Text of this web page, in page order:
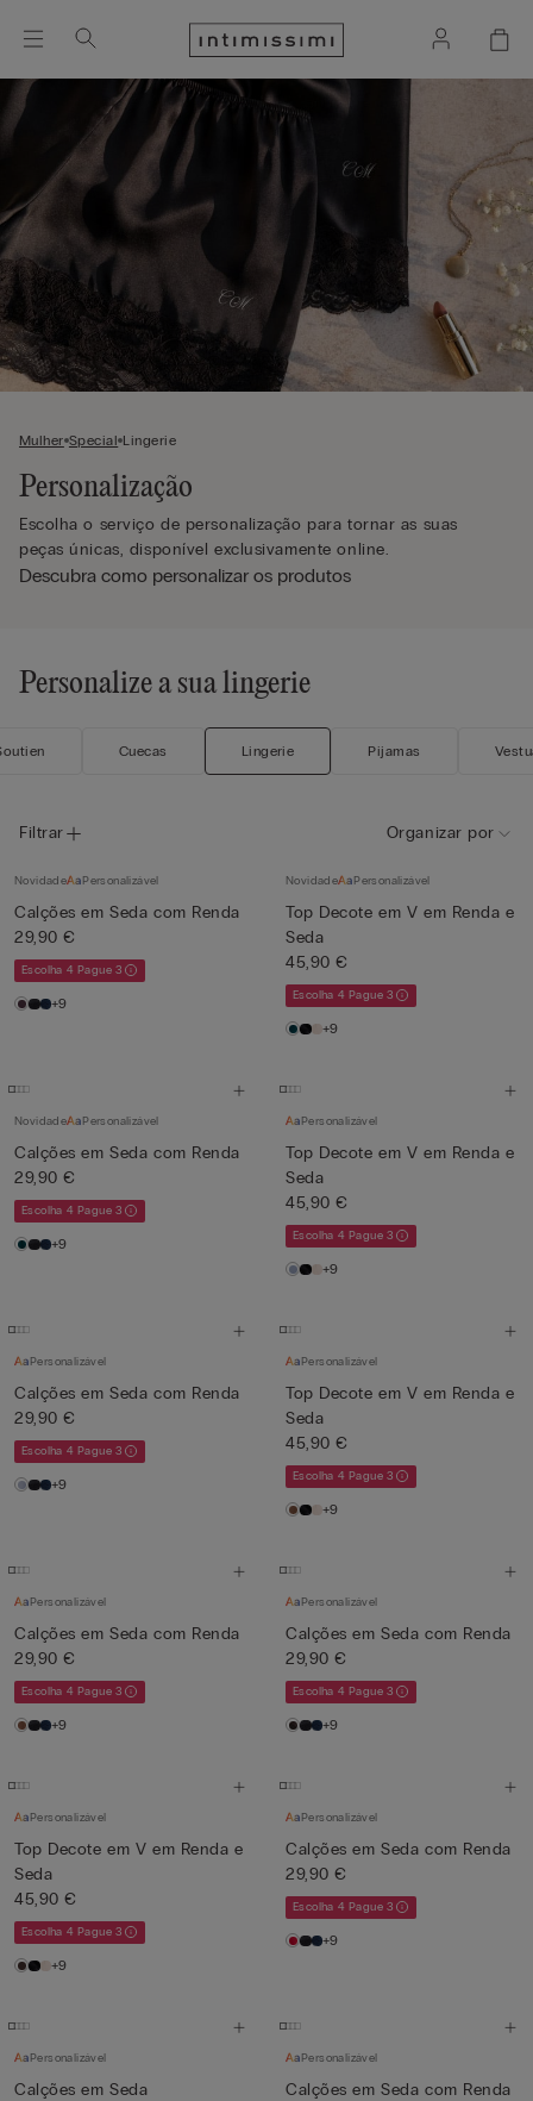
Mulher Special Lingerie
Personalização
Escolha o serviço de personalização para tornar as suas
peças únicas, disponível exclusivamente online.
Descubra como personalizar os produtos
Personalize a sua lingerie
Cuecas Lingerie Pijamas
Filtrar Organizar por
Novidade Personalizável
Calções em Seda com Renda
29,90 €
Escolha 4 Pague 3
+9
Novidade Personalizável
Top Decote em V em Renda e
Seda
45,90 €
Escolha 4 Pague 3
+9
Novidade Personalizável
Calções em Seda com Renda
29,90 €
Escolha 4 Pague 3
+9
Personalizável
Top Decote em V em Renda e
Seda
45,90 €
Escolha 4 Pague 3
+9
Personalizável
Calções em Seda com Renda
29,90 €
Escolha 4 Pague 3
+9
Personalizável
Top Decote em V em Renda e
Seda
45,90 €
Escolha 4 Pague 3
+9
Personalizável
Calções em Seda com Renda
29,90 €
Escolha 4 Pague 3
+9
Personalizável
Calções em Seda com Renda
29,90 €
Escolha 4 Pague 3
+9
Personalizável
Top Decote em V em Renda e
Seda
45,90 €
Escolha 4 Pague 3
+9
Personalizável
Calções em Seda com Renda
29,90 €
Escolha 4 Pague 3
+9
Personalizável
Calções em Seda
Personalizável
Calções em Seda com Renda